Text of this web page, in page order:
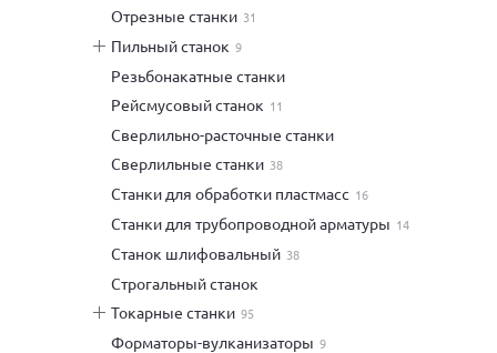
отрезные станки 31
пильный станок 9
резьбонакатные станки
рейсмусовый станок 11
сверлильно-расточные станки
сверлильные станки 38
станки для обработки пластмасс 16
станки для трубопроводной арматуры 14
станок шлифовальный 38
строгальный станок
токарные станки 95
форматоры-вулканизаторы 9